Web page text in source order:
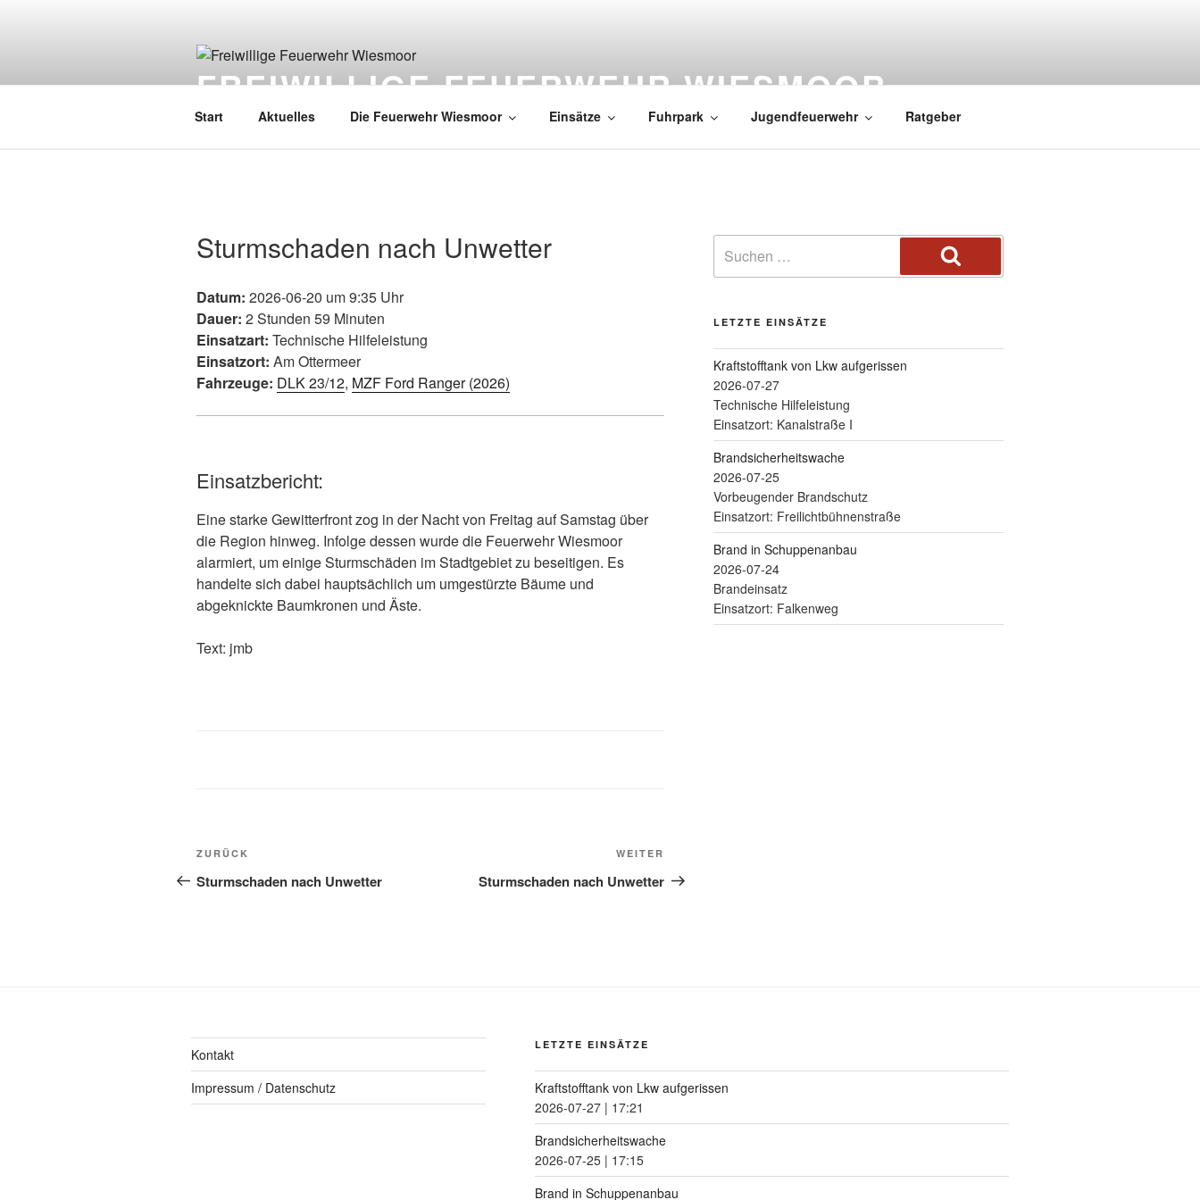
FREIWILLIGE FEUERWEHR WIESMOOR
Start Aktuelles Die Feuerwehr Wiesmoor Einsätze Fuhrpark Jugendfeuerwehr Ratgeber
Sturmschaden nach Unwetter
Datum: 2026-06-20 um 9:35 Uhr
Dauer: 2 Stunden 59 Minuten
Einsatzart: Technische Hilfeleistung
Einsatzort: Am Ottermeer
Fahrzeuge: DLK 23/12, MZF Ford Ranger (2026)
Einsatzbericht:
Eine starke Gewitterfront zog in der Nacht von Freitag auf Samstag über
die Region hinweg. Infolge dessen wurde die Feuerwehr Wiesmoor
alarmiert, um einige Sturmschäden im Stadtgebiet zu beseitigen. Es
handelte sich dabei hauptsächlich um umgestürzte Bäume und
abgeknickte Baumkronen und Äste.
Text: jmb
ZURÜCK
Sturmschaden nach Unwetter
WEITER
Sturmschaden nach Unwetter
LETZTE EINSÄTZE
Kraftstofftank von Lkw aufgerissen
2026-07-27
Technische Hilfeleistung
Einsatzort: Kanalstraße I
Brandsicherheitswache
2026-07-25
Vorbeugender Brandschutz
Einsatzort: Freilichtbühnenstraße
Brand in Schuppenanbau
2026-07-24
Brandeinsatz
Einsatzort: Falkenweg
Kontakt
Impressum / Datenschutz
LETZTE EINSÄTZE
Kraftstofftank von Lkw aufgerissen
2026-07-27| 17:21
Brandsicherheitswache
2026-07-25| 17:15
Brand in Schuppenanbau